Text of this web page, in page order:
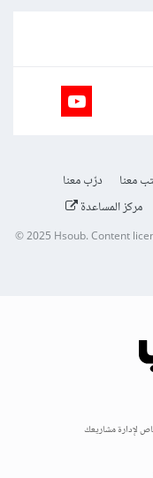
معنا
درّب معنا
مركز المساعدة
© 2025Hsoub.Content